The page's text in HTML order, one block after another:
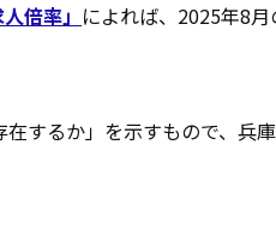
倍率」 によれば、2025年8
するか」を示すもので、兵